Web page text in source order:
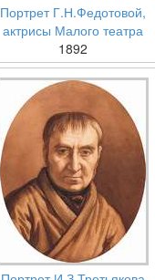
Портрет Г.Н.Федотовой,
актрисы Малого театра
1892